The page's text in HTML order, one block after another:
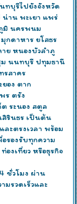
ทบุรีไปยังจังหวัด
น่าน พะเยา แพร่
มิ นครพนม
กดาหาร ยโสธร
ย หนองบัวลำภู
ม นนทบุรี ปทุมธานี
รสาคร
ยอง ตาก
ร ตรัง
ระนอง สตูล
สิรินธร เป็นต้น
ะตรงเวลา พร้อม
รองรับทุกความ
องเที่ยว หรือธุรกิจ
ชั่วโมง ผ่าน
มรวดเร็วและ